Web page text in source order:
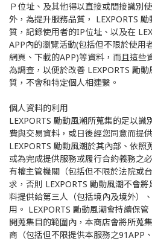
Ｐ位址、及其他得以直接或間接識別
外，為提升服務品質， LEXPORTS
質，記錄使用者的IP位址、以及在
APP內的瀏覽活動(包括但不限於使用
網頁、下載的APP)等資料，而且這些
為調查，以便於改善 LEXPORTS 勵
質，不會和特定個人相連繫。
個人資料的利用
LEXPORTS 勵動風潮所蒐集的足以
費與交易資料，或日後經您同意而提
LEXPORTS 勵動風潮於其內部、依照
或為完成提供服務或履行合約義務之
有權主管機關（包括但不限於法院或
求，否則 LEXPORTS 勵動風潮不會
料提供給第三人（包括境內及境外）
用。 LEXPORTS 勵動風潮會持續保
開蒐集目的範圍內，本商店會將所蒐
商（包括但不限提供本服務之91APP